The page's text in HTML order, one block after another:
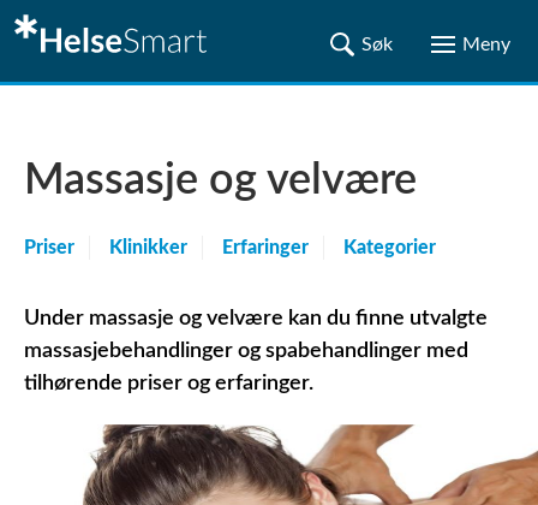
Massasje og velvære
Priser Klinikker Erfaringer Kategorier
Under massasje og velvære kan du finne utvalgte
massasjebehandlinger og spabehandlinger med
tilhørende priser og erfaringer.